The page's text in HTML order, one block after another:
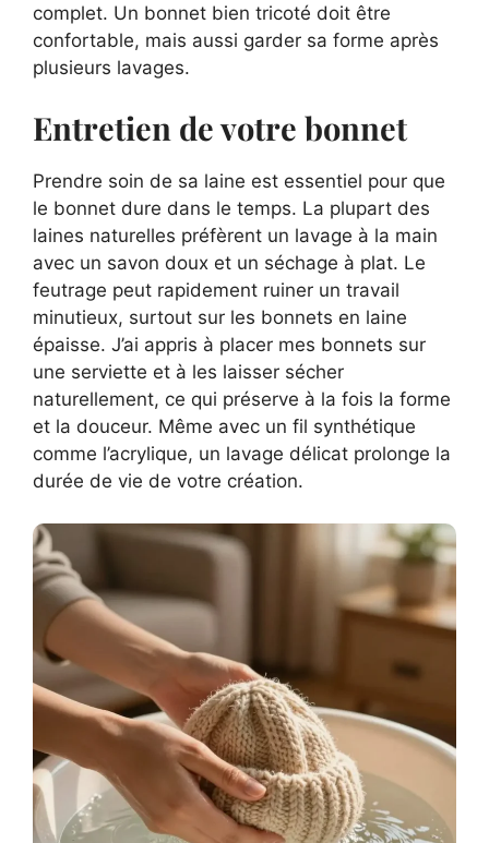
complet. Un bonnet bien tricoté doit être
confortable, mais aussi garder sa forme après
plusieurs lavages.
Entretien de votre bonnet
Prendre soin de sa laine est essentiel pour que
le bonnet dure dans le temps. La plupart des
laines naturelles préfèrent un lavage à la main
avec un savon doux et un séchage à plat. Le
feutrage peut rapidement ruiner un travail
minutieux, surtout sur les bonnets en laine
épaisse. J’ai appris à placer mes bonnets sur
une serviette et à les laisser sécher
naturellement, ce qui préserve à la fois la forme
et la douceur. Même avec un fil synthétique
comme l’acrylique, un lavage délicat prolonge la
durée de vie de votre création.